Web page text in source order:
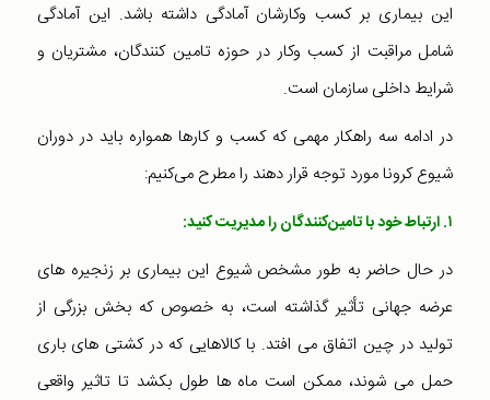
این بیماری بر کسب وکارشان آمادگی داشته باشد. این آمادگی
شامل مراقبت از کسب وکار در حوزه تامین کنندگان،‌ مشتریان و
شرایط داخلی سازمان است.
در ادامه سه راهکار مهمی که کسب و کارها همواره باید در دوران
شیوع کرونا مورد توجه قرار دهند را مطرح می‌کنیم:
۱. ارتباط خود با تامین‌کنندگان را مدیریت کنید:
در حال حاضر به طور مشخص شیوع این بیماری بر زنجیره های
عرضه جهانی تأثیر گذاشته است، به خصوص که بخش بزرگی از
تولید در چین اتفاق می افتد. با کالاهایی که در کشتی های باری
حمل می شوند، ممکن است ماه ها طول بکشد تا تاثیر واقعی